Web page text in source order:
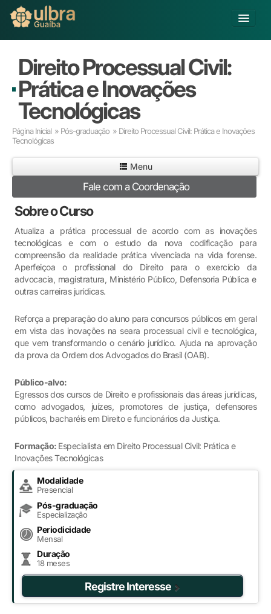
Buscar
Já sou Aluno
Matricule-se
Educação Básica
Graduação
Pós-graduação
Educação a Distância
Pesquisa
Infraestrutura e Serviços
Inovação
Sobre a ULBRA
Direito Processual Civil:
Prática e Inovações
Tecnológicas
Página Inicial » Pós-graduação » Direito Processual Civil: Prática e Inovações
Tecnológicas
Menu
Fale com a Coordenação
Sobre o Curso
Atualiza a prática processual de acordo com as inovações
tecnológicas e com o estudo da nova codificação para
compreensão da realidade prática vivenciada na vida forense.
Aperfeiçoa o profissional do Direito para o exercício da
advocacia, magistratura, Ministério Público, Defensoria Pública e
outras carreiras jurídicas.
Reforça a preparação do aluno para concursos públicos em geral
em vista das inovações na seara processual civil e tecnológica,
que vem transformando o cenário jurídico. Ajuda na aprovação
da prova da Ordem dos Advogados do Brasil (OAB).
Público-alvo:
Egressos dos cursos de Direito e profissionais das áreas jurídicas,
como advogados, juízes, promotores de justiça, defensores
públicos, bacharéis em Direito e funcionários da Justiça.
Formação: Especialista em Direito Processual Civil: Prática e
Inovações Tecnológicas
Modalidade
Presencial
Pós-graduação
Especialização
Periodicidade
Mensal
Duração
18 meses
Registre Interesse